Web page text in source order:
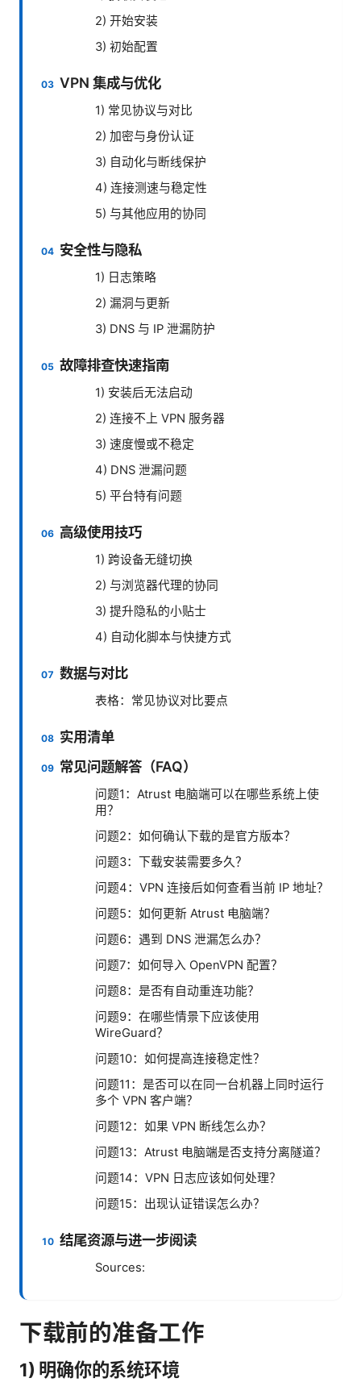
2) 开始安装
3) 初始配置
VPN 集成与优化
1) 常见协议与对比
2) 加密与身份认证
3) 自动化与断线保护
4) 连接测速与稳定性
5) 与其他应用的协同
安全性与隐私
1) 日志策略
2) 漏洞与更新
3) DNS 与 IP 泄漏防护
故障排查快速指南
1) 安装后无法启动
2) 连接不上 VPN 服务器
3) 速度慢或不稳定
4) DNS 泄漏问题
5) 平台特有问题
高级使用技巧
1) 跨设备无缝切换
2) 与浏览器代理的协同
3) 提升隐私的小贴士
4) 自动化脚本与快捷方式
数据与对比
表格：常见协议对比要点
实用清单
常见问题解答（FAQ）
问题1：Atrust 电脑端可以在哪些系统上使
用？
问题2：如何确认下载的是官方版本？
问题3：下载安装需要多久？
问题4：VPN 连接后如何查看当前 IP 地址？
问题5：如何更新 Atrust 电脑端？
问题6：遇到 DNS 泄漏怎么办？
问题7：如何导入 OpenVPN 配置？
问题8：是否有自动重连功能？
问题9：在哪些情景下应该使用
WireGuard？
问题10：如何提高连接稳定性？
问题11：是否可以在同一台机器上同时运行
多个 VPN 客户端？
问题12：如果 VPN 断线怎么办？
问题13：Atrust 电脑端是否支持分离隧道？
问题14：VPN 日志应该如何处理？
问题15：出现认证错误怎么办？
结尾资源与进一步阅读
Sources:
下载前的准备工作
1) 明确你的系统环境